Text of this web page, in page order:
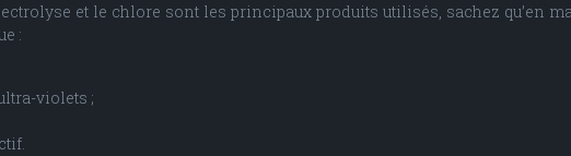
et le chlore sont les principaux produits utilisés, sachez qu’en
:
violets ;